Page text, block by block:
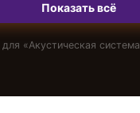
Показать всё
«Акустическая система